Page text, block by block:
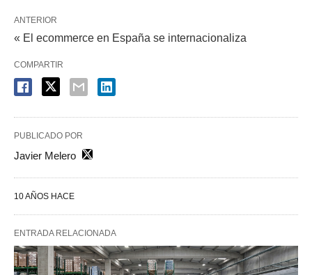
ANTERIOR
« El ecommerce en España se internacionaliza
COMPARTIR
PUBLICADO POR
Javier Melero
10 AÑOS HACE
ENTRADA RELACIONADA